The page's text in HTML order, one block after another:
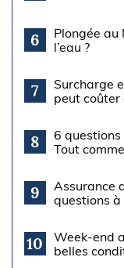
6
Plongée au
l’eau ?
7
Surcharge
peut coûter
8
6 questions
Tout
9
Assurance
questions à
10
Week-end
belles